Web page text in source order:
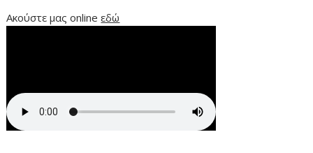
Ακούστε μας onlineεδώ